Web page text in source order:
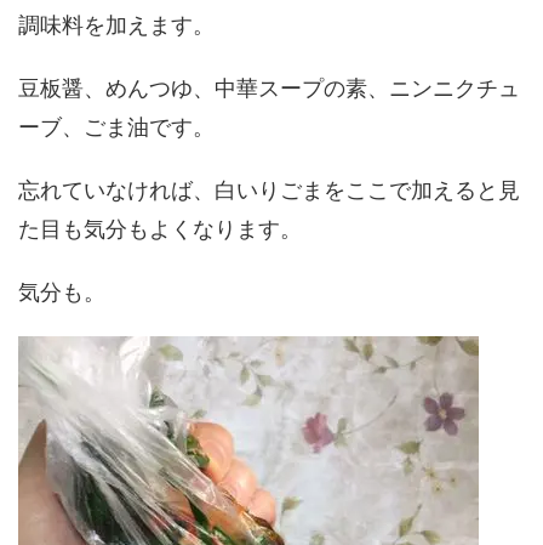
調味料を加えます。
豆板醤、めんつゆ、中華スープの素、ニンニクチュ
ーブ、ごま油です。
忘れていなければ、白いりごまをここで加えると見
た目も気分もよくなります。
気分も。